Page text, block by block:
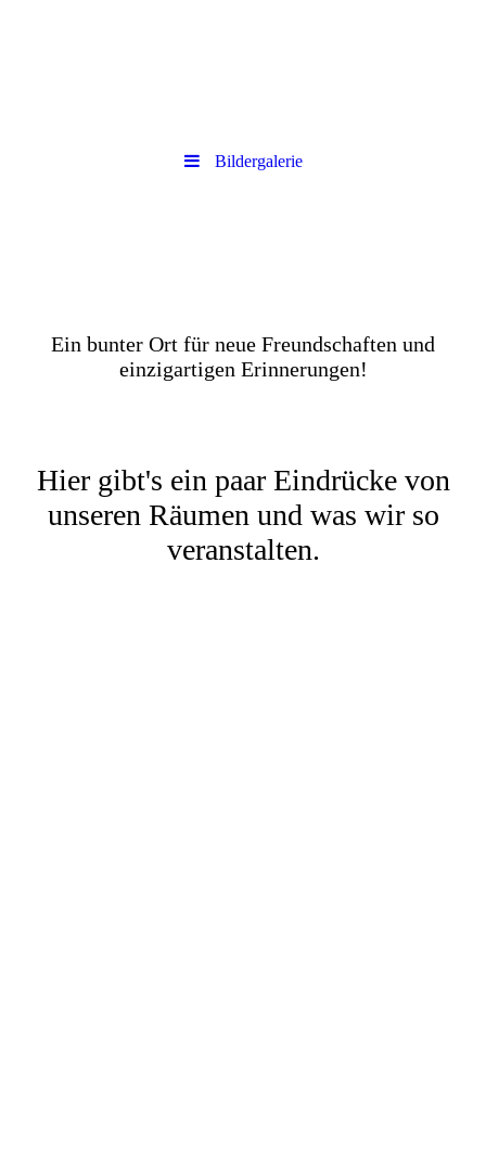
Bildergalerie
Ein bunter Ort für neue Freundschaften und
einzigartigen Erinnerungen!
Hier gibt's ein paar Eindrücke von
unseren Räumen und was wir so
veranstalten.